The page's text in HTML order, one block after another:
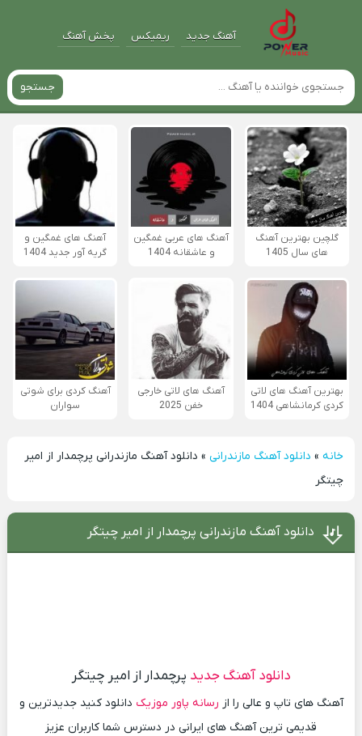
آهنگ جدید ریمیکس پخش آهنگ
جستجو
گلچین بهترین آهنگ
های سال 1405
آهنگ های عربی غمگین
و عاشقانه 1404
آهنگ های غمگین و
گریه آور جدید 1404
بهترین آهنگ های لاتی
کردی کرمانشاهی 1404
آهنگ های لاتی خارجی
خفن 2025
آهنگ کردی برای شوتی
سواران
خانه» دانلود آهنگ مازندرانی» دانلود آهنگ مازندرانی پرچمدار از امیر
چیتگر
دانلود آهنگ مازندرانی پرچمدار از امیر چیتگر
دانلود آهنگ جدید پرچمدار از امیر چیتگر
آهنگ های تاپ و عالی را از رسانه پاور موزیک دانلود کنید جدیدترین و
قدیمی ترین آهنگ های ایرانی در دسترس شما کاربران عزیز